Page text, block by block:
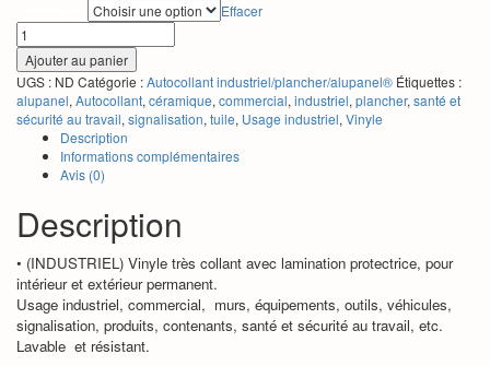
Effacer
quantité
de
Douche
oculaire
et
premier
soins
Ajouter au panier
UGS : ND Catégorie :Autocollant industriel/plancher/alupanel® Étiquettes :
alupanel, Autocollant, céramique, commercial, industriel, plancher, santé et
sécurité au travail, signalisation, tuile, Usage industriel, Vinyle
Description
Informations complémentaires
Avis (0)
Description
• (INDUSTRIEL) Vinyle très collant avec lamination protectrice, pour
intérieur et extérieur permanent.
Usage industriel, commercial, murs, équipements, outils, véhicules,
signalisation, produits, contenants, santé et sécurité au travail, etc.
Lavable et résistant.